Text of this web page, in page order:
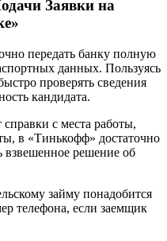
Заявки на
передать банку полную
данных. Пользуясь
проверять сведения
кандидата.
с места работы,
в «Тинькофф» достаточно
решение об
займу понадобится
телефона, если заемщик